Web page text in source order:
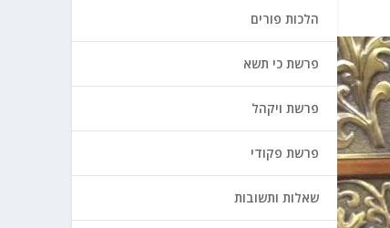
הלכות פורים
פרשת כי תשא
פרשת ויקהל
פרשת פקודי
שאלות ותשובות